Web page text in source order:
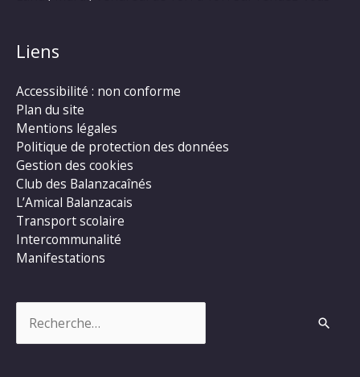
Liens
Accessibilité : non conforme
Plan du site
Mentions légales
Politique de protection des données
Gestion des cookies
Club des Balanzacaînés
L’Amical Balanzacais
Transport scolaire
Intercommunalité
Manifestations